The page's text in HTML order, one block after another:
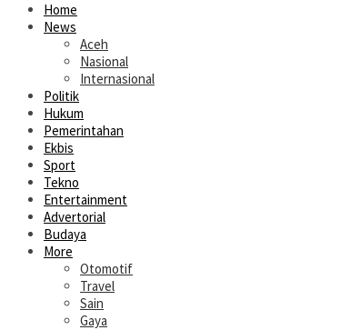
Home
News
Aceh
Nasional
Internasional
Politik
Hukum
Pemerintahan
Ekbis
Sport
Tekno
Entertainment
Advertorial
Budaya
More
Otomotif
Travel
Sain
Gaya